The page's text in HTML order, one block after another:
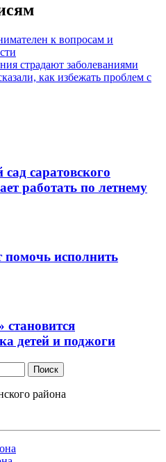
к вопросам и
страдают заболеваниями
как избежать проблем с
саратовского
работать по летнему
исполнить
становится
детей и поджоги